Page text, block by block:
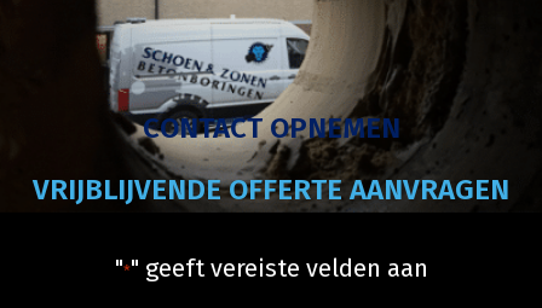
CONTACT OPNEMEN
VRIJBLIJVENDE OFFERTE AANVRAGEN
"*" geeft vereiste velden aan